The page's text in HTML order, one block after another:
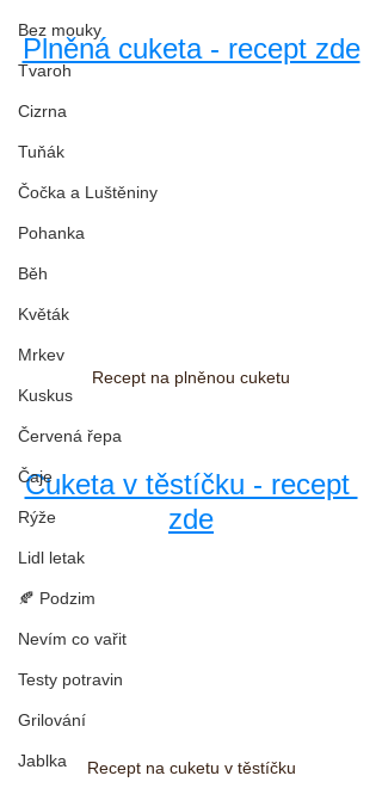
Bez mouky
Tvaroh
Cizrna
Tuňák
Čočka a Luštěniny
Pohanka
Běh
Květák
Mrkev
Kuskus
Červená řepa
Čaje
Rýže
Lidl letak
🍂 Podzim
Nevím co vařit
Testy potravin
Grilování
Jablka
Plněná cuketa - recept zde
Recept na plněnou cuketu
Cuketa v těstíčku - recept
zde
Recept na cuketu v těstíčku